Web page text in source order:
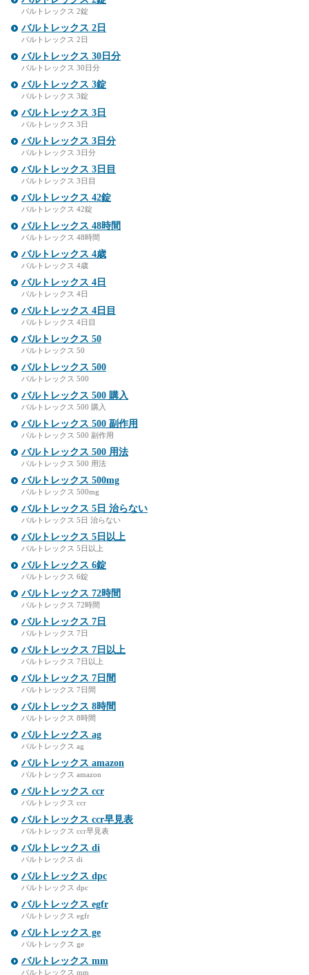
バルトレックス 2錠
バルトレックス 2日
バルトレックス 2日
バルトレックス 30日分
バルトレックス 30日分
バルトレックス 3錠
バルトレックス 3錠
バルトレックス 3日
バルトレックス 3日
バルトレックス 3日分
バルトレックス 3日分
バルトレックス 3日目
バルトレックス 3日目
バルトレックス 42錠
バルトレックス 42錠
バルトレックス 48時間
バルトレックス 48時間
バルトレックス 4歳
バルトレックス 4歳
バルトレックス 4日
バルトレックス 4日
バルトレックス 4日目
バルトレックス 4日目
バルトレックス 50
バルトレックス 50
バルトレックス 500
バルトレックス 500
バルトレックス 500 購入
バルトレックス 500 購入
バルトレックス 500 副作用
バルトレックス 500 副作用
バルトレックス 500 用法
バルトレックス 500 用法
バルトレックス 500mg
バルトレックス 500mg
バルトレックス 5日 治らない
バルトレックス 5日 治らない
バルトレックス 5日以上
バルトレックス 5日以上
バルトレックス 6錠
バルトレックス 6錠
バルトレックス 72時間
バルトレックス 72時間
バルトレックス 7日
バルトレックス 7日
バルトレックス 7日以上
バルトレックス 7日以上
バルトレックス 7日間
バルトレックス 7日間
バルトレックス 8時間
バルトレックス 8時間
バルトレックス ag
バルトレックス ag
バルトレックス amazon
バルトレックス amazon
バルトレックス ccr
バルトレックス ccr
バルトレックス ccr早見表
バルトレックス ccr早見表
バルトレックス di
バルトレックス di
バルトレックス dpc
バルトレックス dpc
バルトレックス egfr
バルトレックス egfr
バルトレックス ge
バルトレックス ge
バルトレックス mm
バルトレックス mm